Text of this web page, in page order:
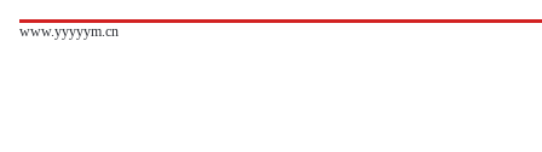
www.yyyyym.cn